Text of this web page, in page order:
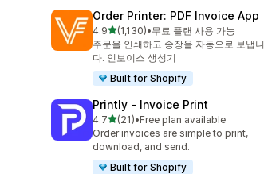
Order Printer: PDF Invoice App
4.9별 5개 중
(1,130)
총 리뷰 1130개
•무료 플랜 사용 가능
주문을 인쇄하고 송장을 자동으로 보냅니
다. 인보이스 생성기
Built for Shopify
Printly ‑ Invoice Print
4.7별 5개 중
(21)
총 리뷰 21개
•Free plan available
Order invoices are simple to print,
download, and send.
Built for Shopify